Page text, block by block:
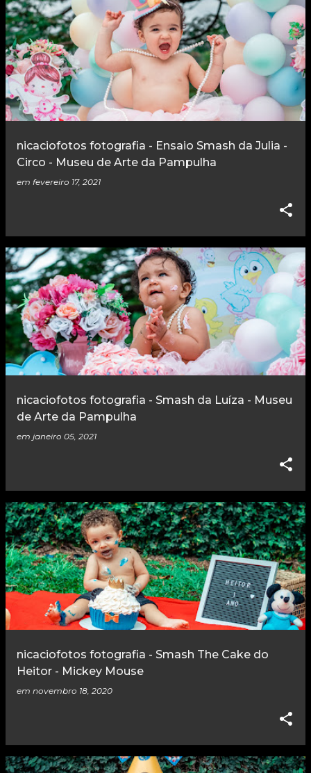
nicaciofotos fotografia - Ensaio Smash da Julia -
Circo - Museu de Arte da Pampulha
em fevereiro 17, 2021
nicaciofotos fotografia - Smash da Luíza - Museu
de Arte da Pampulha
em janeiro 05, 2021
nicaciofotos fotografia - Smash The Cake do
Heitor - Mickey Mouse
em novembro 18, 2020